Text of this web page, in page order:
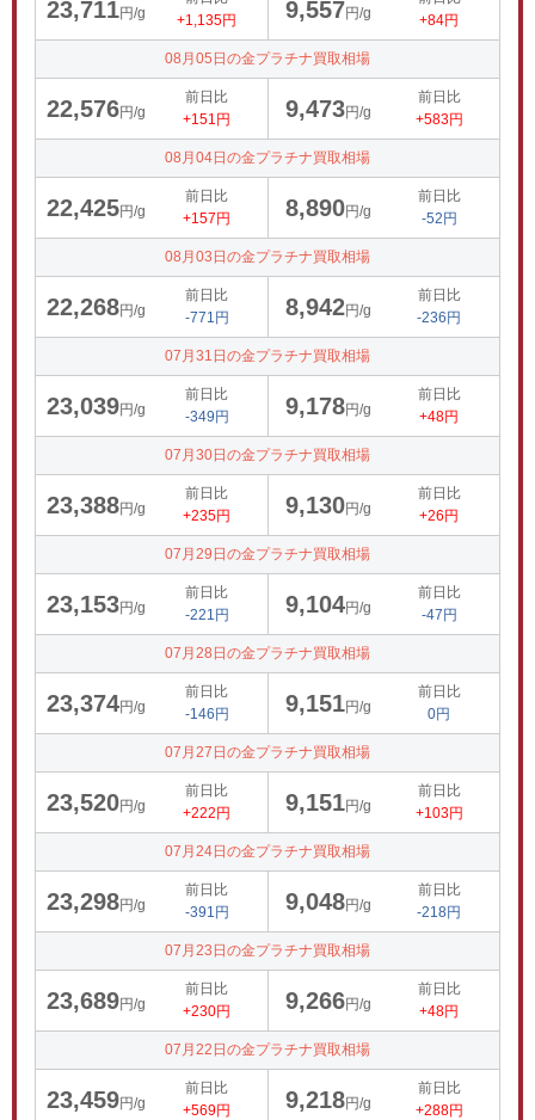
23,711円/g
+1,135円
9,557円/g
+84円
08月05日の金プラチナ買取相場
22,576円/g
前日比
+151円
9,473円/g
前日比
+583円
08月04日の金プラチナ買取相場
22,425円/g
前日比
+157円
8,890円/g
前日比
-52円
08月03日の金プラチナ買取相場
22,268円/g
前日比
-771円
8,942円/g
前日比
-236円
07月31日の金プラチナ買取相場
23,039円/g
前日比
-349円
9,178円/g
前日比
+48円
07月30日の金プラチナ買取相場
23,388円/g
前日比
+235円
9,130円/g
前日比
+26円
07月29日の金プラチナ買取相場
23,153円/g
前日比
-221円
9,104円/g
前日比
-47円
07月28日の金プラチナ買取相場
23,374円/g
前日比
-146円
9,151円/g
前日比
0円
07月27日の金プラチナ買取相場
23,520円/g
前日比
+222円
9,151円/g
前日比
+103円
07月24日の金プラチナ買取相場
23,298円/g
前日比
-391円
9,048円/g
前日比
-218円
07月23日の金プラチナ買取相場
23,689円/g
前日比
+230円
9,266円/g
前日比
+48円
07月22日の金プラチナ買取相場
23,459円/g
前日比
+569円
9,218円/g
前日比
+288円